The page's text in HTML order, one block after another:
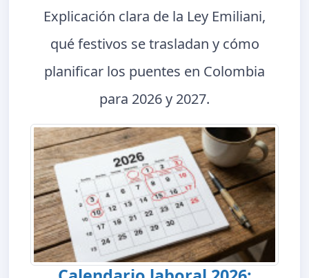
Explicación clara de la Ley Emiliani,
qué festivos se trasladan y cómo
planificar los puentes en Colombia
para 2026 y 2027.